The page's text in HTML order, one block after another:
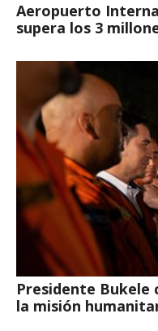
Aeropuerto
supera los 3
Presidente Bukele
la misión